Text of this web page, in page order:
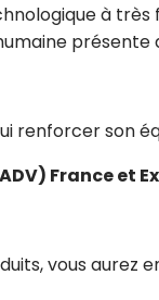
à
présente
renforcer son
France et
vous aurez